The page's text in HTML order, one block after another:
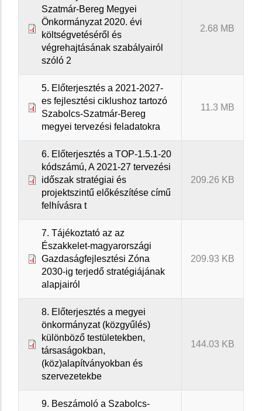
Szatmár-Bereg Megyei
Önkormányzat 2020. évi
költségvetéséről és
végrehajtásának szabályairól
szóló 2
2.68 MB
5. Előterjesztés a 2021-2027-
es fejlesztési ciklushoz tartozó
Szabolcs-Szatmár-Bereg
megyei tervezési feladatokra
11.3 MB
6. Előterjesztés a TOP-1.5.1-20
kódszámú, A 2021-27 tervezési
időszak stratégiai és
projektszintű előkészítése című
felhívásra t
209.26 KB
7. Tájékoztató az az
Északkelet-magyarországi
Gazdaságfejlesztési Zóna
2030-ig terjedő stratégiájának
alapjairól
209.93 KB
8. Előterjesztés a megyei
önkormányzat (közgyűlés)
különböző testületekben,
társaságokban,
(köz)alapítványokban és
szervezetekbe
144.03 KB
9. Beszámoló a Szabolcs-